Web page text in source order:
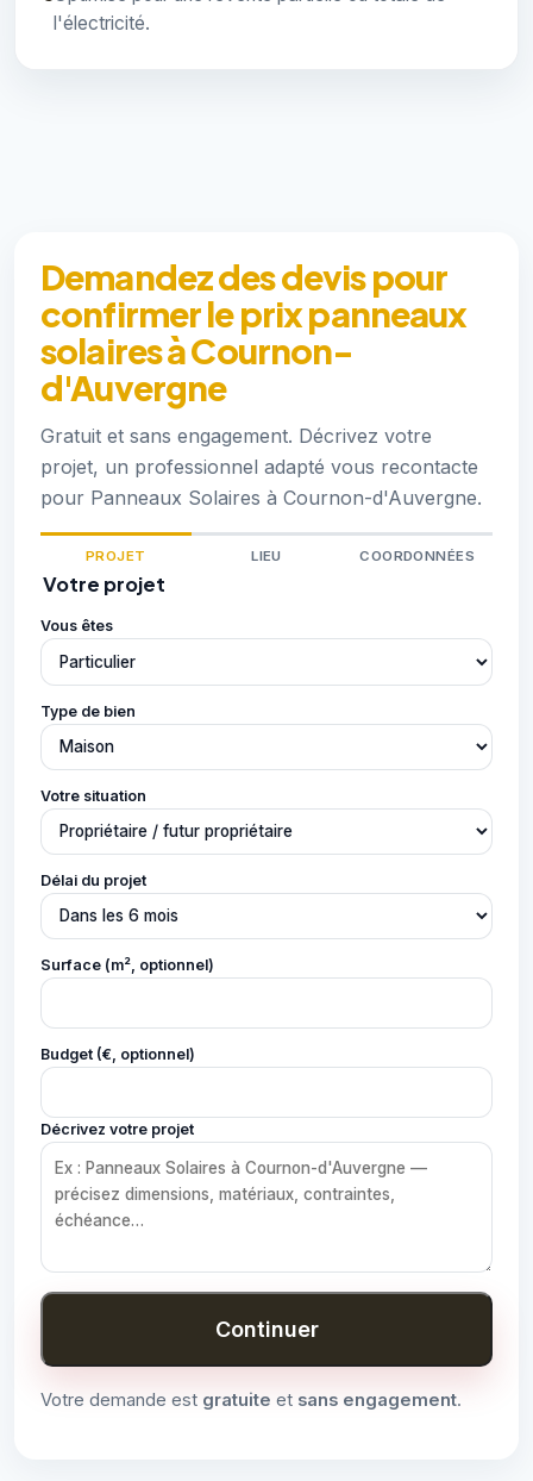
l'électricité.
Demandez des devis pour
confirmer le prix panneaux
solaires à Cournon-
d'Auvergne
Gratuit et sans engagement. Décrivez votre
projet, un professionnel adapté vous recontacte
pour Panneaux Solaires à Cournon-d'Auvergne.
PROJET LIEU COORDONNÉES
Votre projet
Vous êtes
Type de bien
Votre situation
Délai du projet
Surface (m², optionnel)
Budget (€, optionnel)
Décrivez votre projet
Continuer
Votre demande est gratuite et sans engagement.